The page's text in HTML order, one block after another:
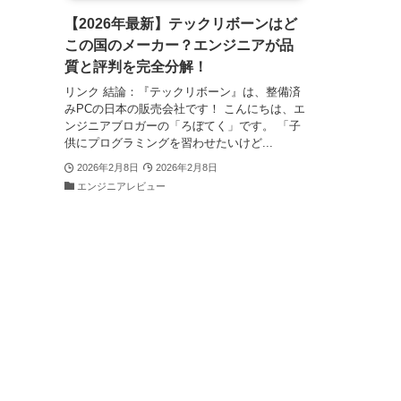
【2026年最新】テックリボーンはど
この国のメーカー？エンジニアが品
質と評判を完全分解！
リンク 結論：『テックリボーン』は、整備済
みPCの日本の販売会社です！ こんにちは、エ
ンジニアブロガーの「ろぼてく」です。 「子
供にプログラミングを習わせたいけど...
2026年2月8日
2026年2月8日
エンジニアレビュー